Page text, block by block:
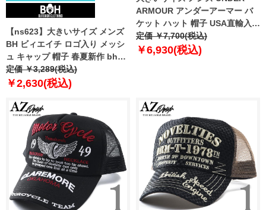
【ns623】大きいサイズ メンズ
BH ビィエイチ ロゴ入り メッシ
ュ キャップ 帽子 春夏新作 bhh-
260301
定価 ￥3,289(税込)
￥2,630(税込)
ARMOUR アンダーアーマー バ
ケット ハット 帽子 USA直輸入
1383483-103
定価 ￥7,700(税込)
￥6,930(税込)